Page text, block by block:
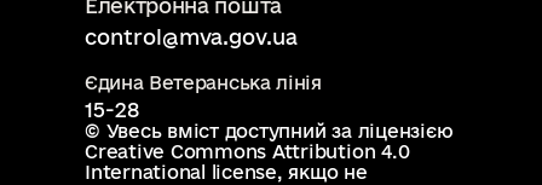
Електронна пошта
control@mva.gov.ua
Єдина Ветеранська лінія
15-28
© Увесь вміст доступний за ліцензією
Creative Commons Attribution 4.0
International license, якщо не